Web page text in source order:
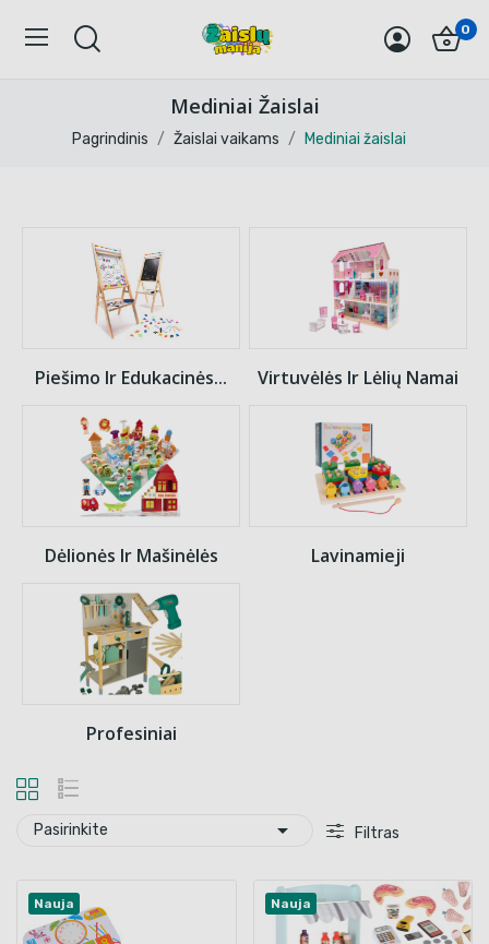
0
Mediniai Žaislai
Pagrindinis Žaislai vaikams Mediniai žaislai
Piešimo Ir Edukacinės... Virtuvėlės Ir Lėlių Namai
Dėlionės Ir Mašinėlės Lavinamieji
Profesiniai
Pasirinkite  Filtras
Nauja Nauja